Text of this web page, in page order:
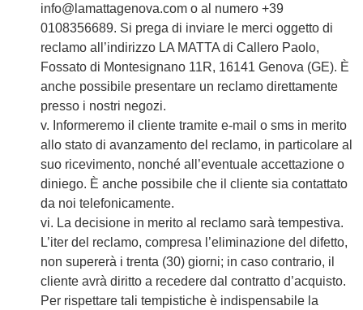
info@lamattagenova.com o al numero +39
0108356689. Si prega di inviare le merci oggetto di
reclamo all’indirizzo LA MATTA di Callero Paolo,
Fossato di Montesignano 11R, 16141 Genova (GE). È
anche possibile presentare un reclamo direttamente
presso i nostri negozi.
v. Informeremo il cliente tramite e-mail o sms in merito
allo stato di avanzamento del reclamo, in particolare al
suo ricevimento, nonché all’eventuale accettazione o
diniego. È anche possibile che il cliente sia contattato
da noi telefonicamente.
vi. La decisione in merito al reclamo sarà tempestiva.
L’iter del reclamo, compresa l’eliminazione del difetto,
non supererà i trenta (30) giorni; in caso contrario, il
cliente avrà diritto a recedere dal contratto d’acquisto.
Per rispettare tali tempistiche è indispensabile la